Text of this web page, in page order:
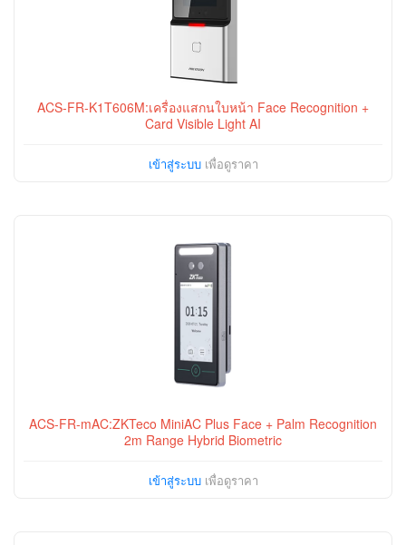
ACS-FR-K1T606M:เครื่องแสกนใบหน้า Face Recognition +
Card Visible Light AI
เข้าสู่ระบบเพื่อดูราคา
ACS-FR-mAC:ZKTeco MiniAC Plus Face + Palm Recognition
2m Range Hybrid Biometric
เข้าสู่ระบบเพื่อดูราคา